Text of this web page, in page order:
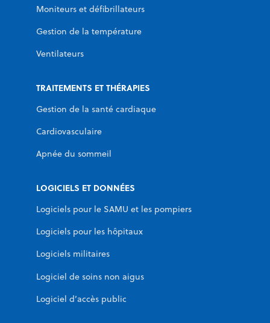
Moniteurs et défibrillateurs
Gestion de la température
Ventilateurs
TRAITEMENTS ET THÉRAPIES
Gestion de la santé cardiaque
Cardiovasculaire
Apnée du sommeil
LOGICIELS ET DONNÉES
Logiciels pour le SAMU et les pompiers
Logiciels pour les hôpitaux
Logiciels militaires
Logiciel de soins non aigus
Logiciel d’accès public